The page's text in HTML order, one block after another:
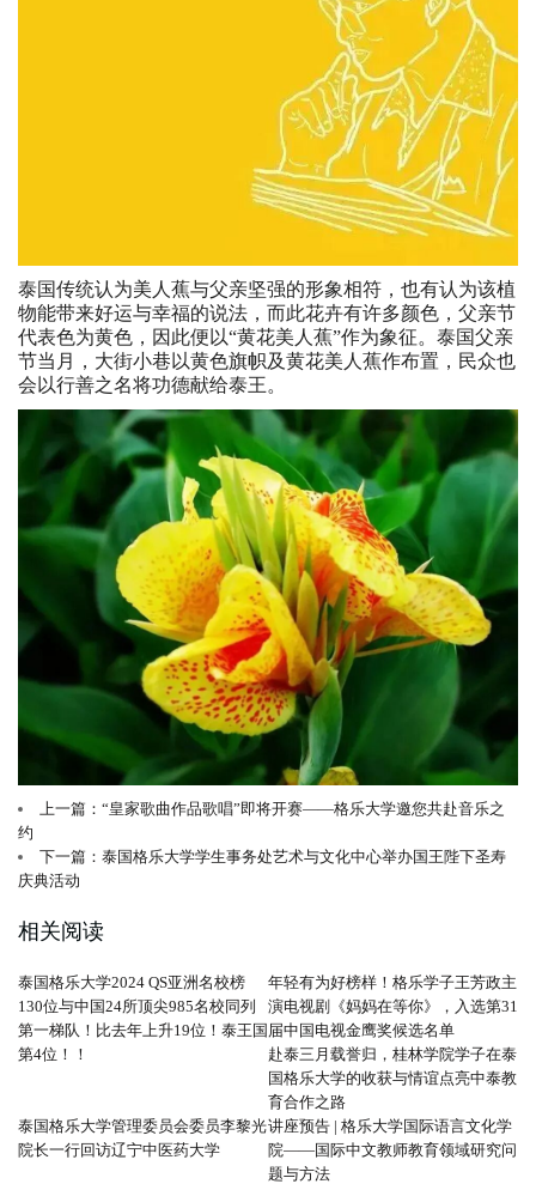
泰国传统认为美人蕉与父亲坚强的形象相符，也有认为该植
物能带来好运与幸福的说法，而此花卉有许多颜色，父亲节
代表色为黄色，因此便以“黄花美人蕉”作为象征。泰国父亲
节当月，大街小巷以黄色旗帜及黄花美人蕉作布置，民众也
会以行善之名将功德献给泰王。
上一篇：“皇家歌曲作品歌唱”即将开赛——格乐大学邀您共赴音乐之
约
下一篇：泰国格乐大学学生事务处艺术与文化中心举办国王陛下圣寿
庆典活动
相关阅读
泰国格乐大学2024 QS亚洲名校榜
130位与中国24所顶尖985名校同列
第一梯队！比去年上升19位！泰王国
第4位！！
年轻有为好榜样！格乐学子王芳政主
演电视剧《妈妈在等你》，入选第31
届中国电视金鹰奖候选名单
赴泰三月载誉归，桂林学院学子在泰
国格乐大学的收获与情谊点亮中泰教
育合作之路
泰国格乐大学管理委员会委员李黎光
院长一行回访辽宁中医药大学
讲座预告 | 格乐大学国际语言文化学
院——国际中文教师教育领域研究问
题与方法